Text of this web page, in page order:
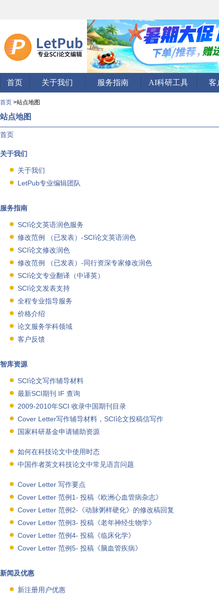
首页 关于我们 服务指南 AI科研工具 客
首页 >站点地图
站点地图
首页
关于我们
关于我们
LetPub专业编辑团队
服务指南
SCI论文英语润色服务
修改范例 （已发表）-SCI论文英语润色
SCI论文修改润色
修改范例 （已发表）-同行资深专家修改润色
SCI论文专业翻译（中译英）
SCI论文发表支持
全程专业指导服务
价格介绍
论文服务学科领域
客户反馈
智库资源
SCI论文写作辅导材料
最新SCI期刊 IF 查询
2009-2010年SCI 收录中国期刊目录
Cover Letter写作辅导材料，SCI论文投稿信写作
国家科研基金申请辅助资源
如何在科技论文中使用时态
中国作者英文科技论文中常见语言问题
Cover Letter 写作要点
Cover Letter 范例1- 投稿《欧洲心血管病杂志》
Cover Letter 范例2-《动脉粥样硬化》的修改稿回复
Cover Letter 范例3- 投稿《老年神经生物学》
Cover Letter 范例4- 投稿《临床化学》
Cover Letter 范例5- 投稿《脑血管疾病》
新闻及优惠
新注册用户优惠